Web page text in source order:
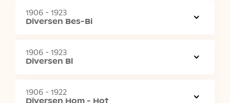
1906 - 1923
Diversen Bes-Bi
1906 - 1923
Diversen Bl
1906 - 1922
Diversen Hom - Hot